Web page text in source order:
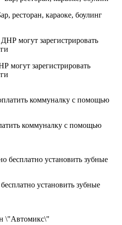
ресторан, караоке, боулинг
могут зарегистрировать
коммуналку с помощью
установить зубные